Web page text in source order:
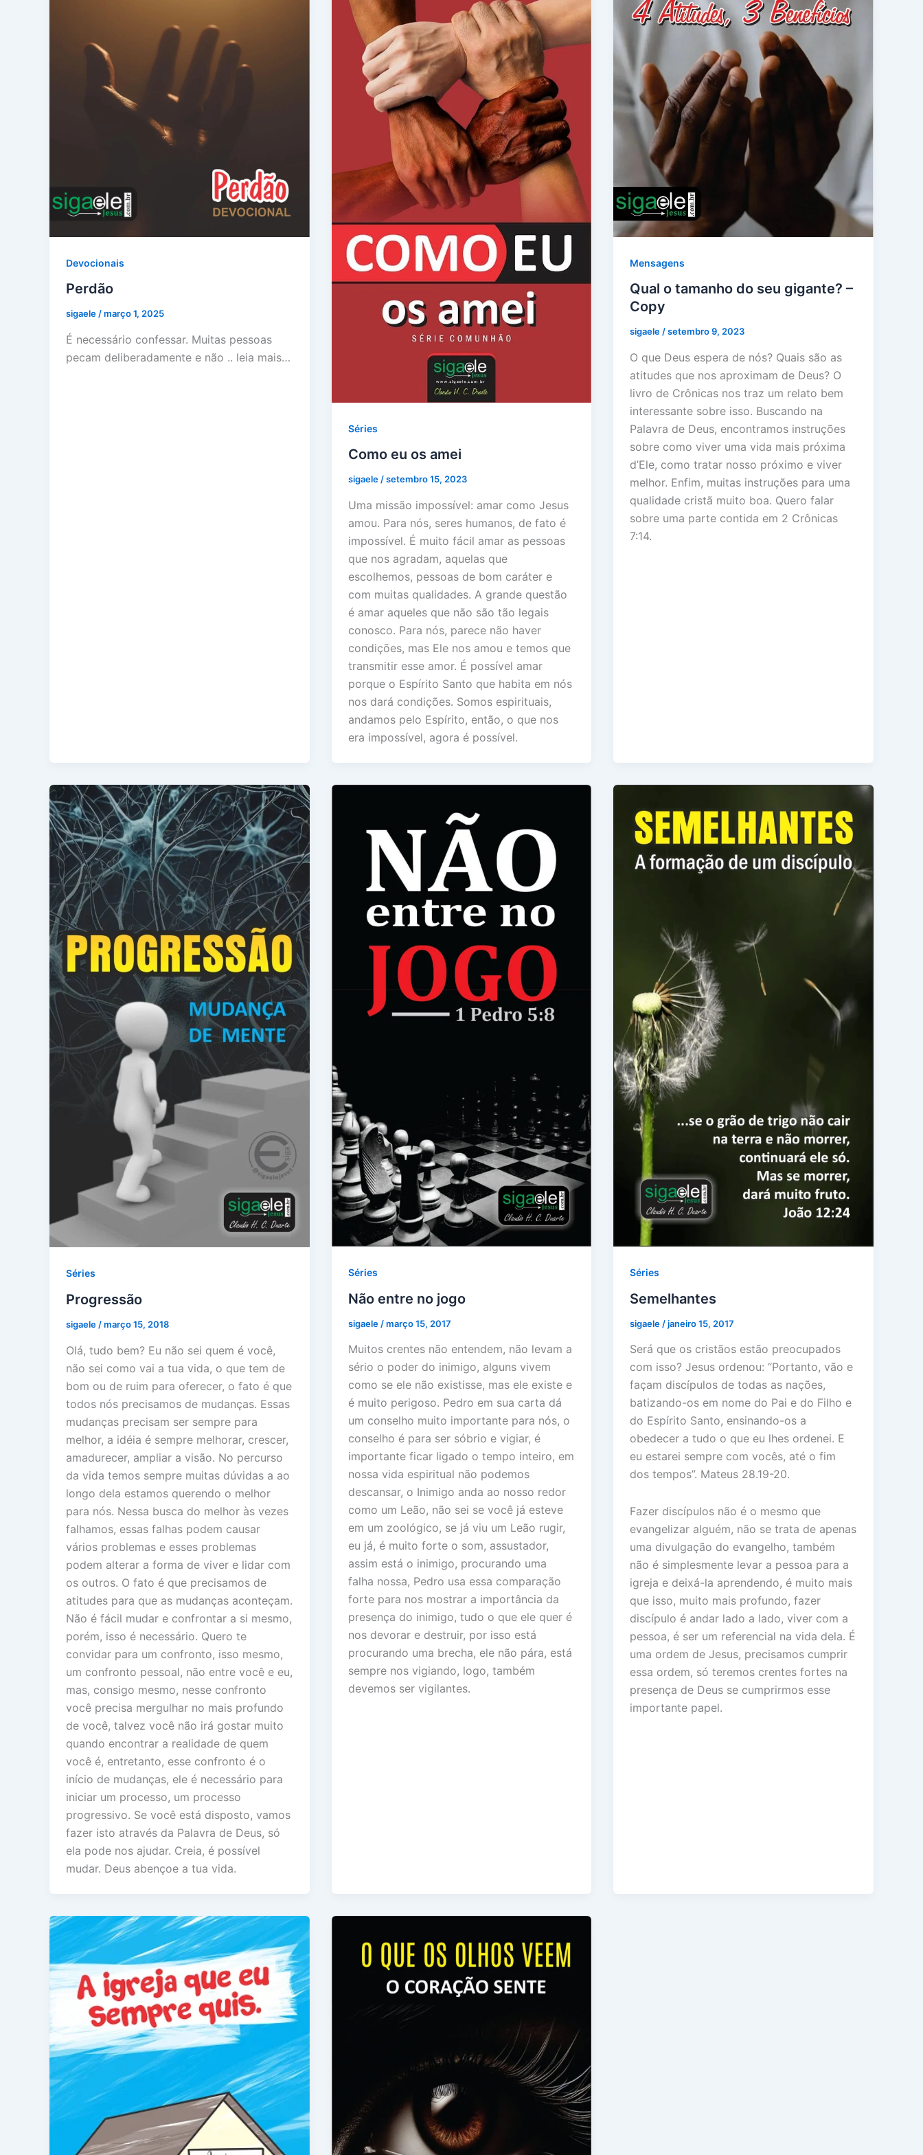
Devocionais
Perdão
sigaele/março 1, 2025
É necessário confessar. Muitas pessoas
pecam deliberadamente e não .. leia mais…
Séries
Como eu os amei
sigaele/setembro 15, 2023
Uma missão impossível: amar como Jesus
amou. Para nós, seres humanos, de fato é
impossível. É muito fácil amar as pessoas
que nos agradam, aquelas que
escolhemos, pessoas de bom caráter e
com muitas qualidades. A grande questão
é amar aqueles que não são tão legais
conosco. Para nós, parece não haver
condições, mas Ele nos amou e temos que
transmitir esse amor. É possível amar
porque o Espírito Santo que habita em nós
nos dará condições. Somos espirituais,
andamos pelo Espírito, então, o que nos
era impossível, agora é possível.
Mensagens
Qual o tamanho do seu gigante? –
Copy
sigaele/setembro 9, 2023
O que Deus espera de nós? Quais são as
atitudes que nos aproximam de Deus? O
livro de Crônicas nos traz um relato bem
interessante sobre isso. Buscando na
Palavra de Deus, encontramos instruções
sobre como viver uma vida mais próxima
d’Ele, como tratar nosso próximo e viver
melhor. Enfim, muitas instruções para uma
qualidade cristã muito boa. Quero falar
sobre uma parte contida em 2 Crônicas
7:14.
Séries
Progressão
sigaele /março 15, 2018
Olá, tudo bem? Eu não sei quem é você,
não sei como vai a tua vida, o que tem de
bom ou de ruim para oferecer, o fato é que
todos nós precisamos de mudanças. Essas
mudanças precisam ser sempre para
melhor, a idéia é sempre melhorar, crescer,
amadurecer, ampliar a visão. No percurso
da vida temos sempre muitas dúvidas a ao
longo dela estamos querendo o melhor
para nós. Nessa busca do melhor às vezes
falhamos, essas falhas podem causar
vários problemas e esses problemas
podem alterar a forma de viver e lidar com
os outros. O fato é que precisamos de
atitudes para que as mudanças aconteçam.
Não é fácil mudar e confrontar a si mesmo,
porém, isso é necessário. Quero te
convidar para um confronto, isso mesmo,
um confronto pessoal, não entre você e eu,
mas, consigo mesmo, nesse confronto
você precisa mergulhar no mais profundo
de você, talvez você não irá gostar muito
quando encontrar a realidade de quem
você é, entretanto, esse confronto é o
início de mudanças, ele é necessário para
iniciar um processo, um processo
progressivo. Se você está disposto, vamos
fazer isto através da Palavra de Deus, só
ela pode nos ajudar. Creia, é possível
mudar. Deus abençoe a tua vida.
Séries
Não entre no jogo
sigaele /março 15, 2017
Muitos crentes não entendem, não levam a
sério o poder do inimigo, alguns vivem
como se ele não existisse, mas ele existe e
é muito perigoso. Pedro em sua carta dá
um conselho muito importante para nós, o
conselho é para ser sóbrio e vigiar, é
importante ficar ligado o tempo inteiro, em
nossa vida espiritual não podemos
descansar, o Inimigo anda ao nosso redor
como um Leão, não sei se você já esteve
em um zoológico, se já viu um Leão rugir,
eu já, é muito forte o som, assustador,
assim está o inimigo, procurando uma
falha nossa, Pedro usa essa comparação
forte para nos mostrar a importância da
presença do inimigo, tudo o que ele quer é
nos devorar e destruir, por isso está
procurando uma brecha, ele não pára, está
sempre nos vigiando, logo, também
devemos ser vigilantes.
Séries
Semelhantes
sigaele /janeiro 15, 2017
Será que os cristãos estão preocupados
com isso? Jesus ordenou: “Portanto, vão e
façam discípulos de todas as nações,
batizando-os em nome do Pai e do Filho e
do Espírito Santo, ensinando-os a
obedecer a tudo o que eu lhes ordenei. E
eu estarei sempre com vocês, até o fim
dos tempos”. Mateus 28.19-20.
Fazer discípulos não é o mesmo que
evangelizar alguém, não se trata de apenas
uma divulgação do evangelho, também
não é simplesmente levar a pessoa para a
igreja e deixá-la aprendendo, é muito mais
que isso, muito mais profundo, fazer
discípulo é andar lado a lado, viver com a
pessoa, é ser um referencial na vida dela. É
uma ordem de Jesus, precisamos cumprir
essa ordem, só teremos crentes fortes na
presença de Deus se cumprirmos esse
importante papel.